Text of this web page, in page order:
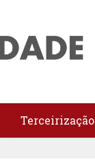
Terceirização